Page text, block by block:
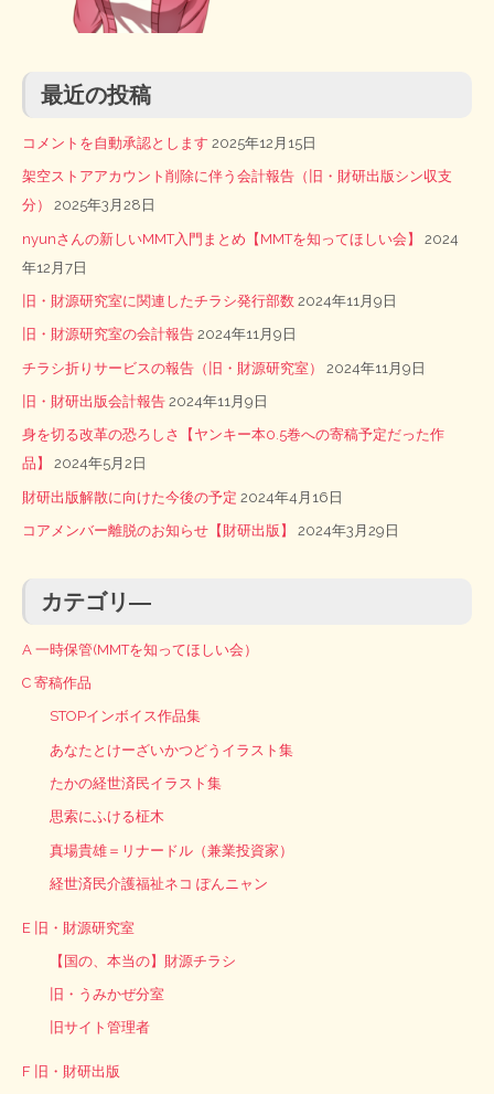
最近の投稿
コメントを自動承認とします 2025年12月15日
架空ストアアカウント削除に伴う会計報告（旧・財研出版シン収支
分）
2025年3月28日
nyunさんの新しいMMT入門まとめ【MMTを知ってほしい会】
2024
年12月7日
旧・財源研究室に関連したチラシ発行部数 2024年11月9日
旧・財源研究室の会計報告 2024年11月9日
チラシ折りサービスの報告（旧・財源研究室） 2024年11月9日
旧・財研出版会計報告 2024年11月9日
身を切る改革の恐ろしさ【ヤンキー本0.5巻への寄稿予定だった作
品】
2024年5月2日
財研出版解散に向けた今後の予定 2024年4月16日
コアメンバー離脱のお知らせ【財研出版】 2024年3月29日
カテゴリ―
A 一時保管(MMTを知ってほしい会）
C 寄稿作品
STOPインボイス作品集
あなたとけーざいかつどうイラスト集
たかの経世済民イラスト集
思索にふける柾木
真場貴雄＝リナードル（兼業投資家）
経世済民介護福祉ネコ ぽんニャン
E 旧・財源研究室
【国の、本当の】財源チラシ
旧・うみかぜ分室
旧サイト管理者
F 旧・財研出版